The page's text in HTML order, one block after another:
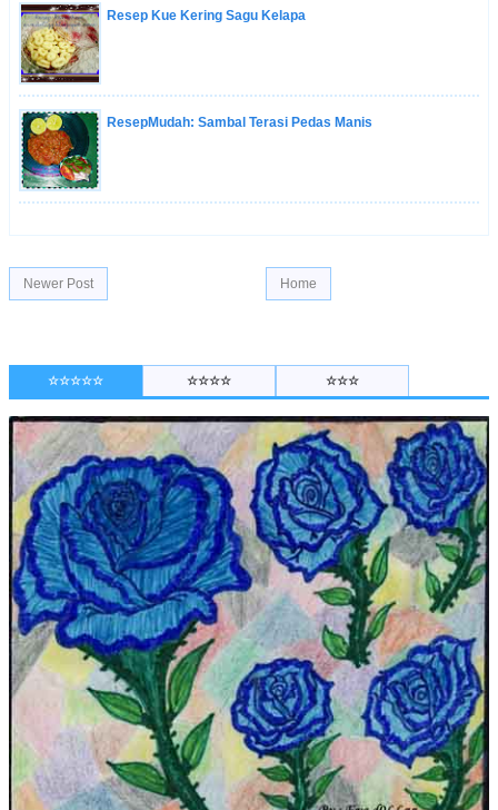
Resep Kue Kering Sagu Kelapa
ResepMudah: Sambal Terasi Pedas Manis
Newer Post Home
☆☆☆☆☆ ☆☆☆☆ ☆☆☆